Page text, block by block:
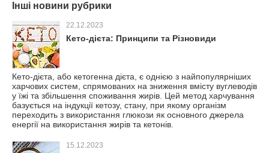
Інші новини рубрики
22.12.2023
Кето-дієта: Принципи та Різновиди
Кето-дієта, або кетогенна дієта, є однією з найпопулярніших
харчових систем, спрямованих на зниження вмісту вуглеводів
у їжі та збільшення споживання жирів. Цей метод харчування
базується на індукції кетозу, стану, при якому організм
переходить з використання глюкози як основного джерела
енергії на використання жирів та кетонів.
15.12.2023